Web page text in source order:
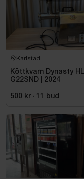
Karlstad
Köttkvarn Dynasty
G22SND | 2024
500 kr · 11 bud